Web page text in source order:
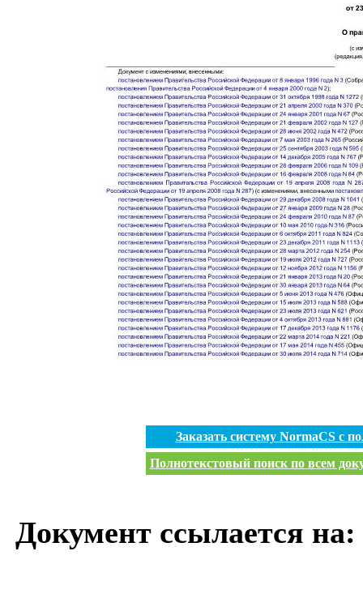
Заказать систему NormaCS с
Полнотекстовый поиск по всем
Документ ссылается на: